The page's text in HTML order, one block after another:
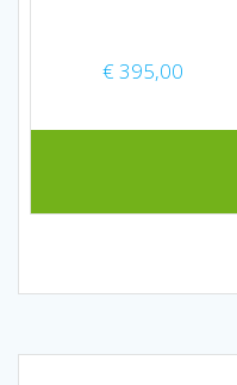
€ 395,00